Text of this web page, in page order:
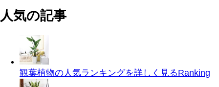
人気の記事
観葉植物の人気ランキングを詳しく見るRanking